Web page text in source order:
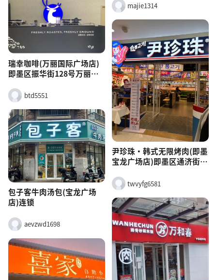
瑞幸咖啡(万丽国际广场店)
即墨区振华街128号万丽国
btd5551
包子客牛肉汤包(宝龙广场
店)连锁
aevzwd1698
majie1314
尹珍珠·韩式无限烤肉(即墨
宝龙广场店)即墨区通济街道
L4-005(鼎冠台球对面)&gt;
twvyfg6581